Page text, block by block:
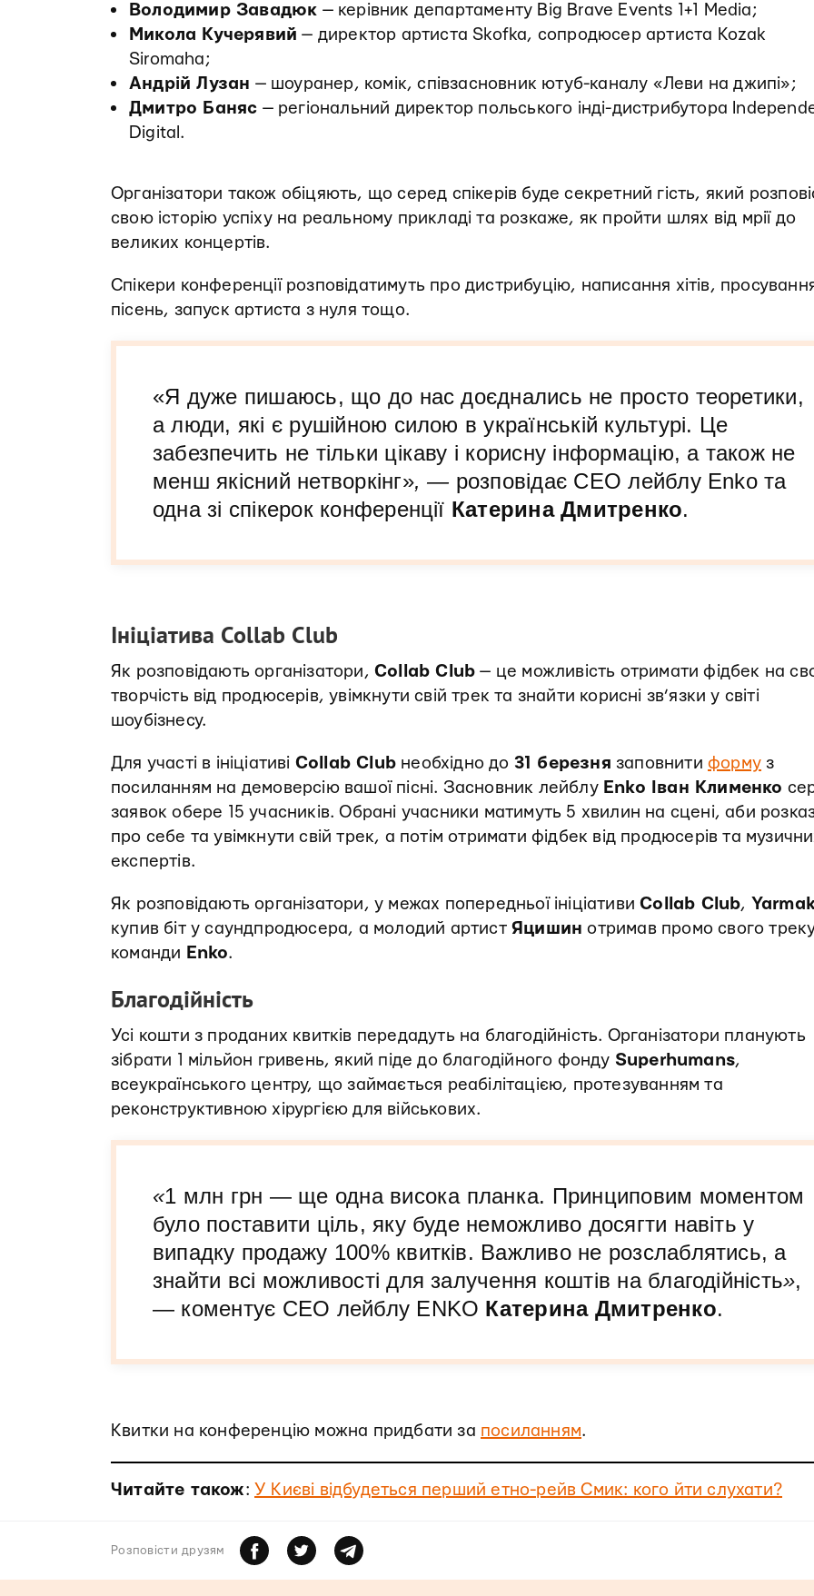
Володимир Завадюк — керівник департаменту Big Brave Events 1+1 Media;
Микола Кучерявий — директор артиста Skofka, сопродюсер артиста Kozak
Siromaha;
Андрій Лузан — шоуранер, комік, співзасновник ютуб-каналу «Леви на джипі»;
Дмитро Баняс — регіональний директор польського інді-дистрибутора
Digital.
Організатори також обіцяють, що серед спікерів буде секретний гість, який
свою історію успіху на реальному прикладі та розкаже, як пройти шлях від мрії до
великих концертів.
Спікери конференції розповідатимуть про дистрибуцію, написання хітів,
пісень, запуск артиста з нуля тощо.
«Я дуже пишаюсь, що до нас доєднались не просто теоретики,
а люди, які є рушійною силою в українській культурі. Це
забезпечить не тільки цікаву і корисну інформацію, а також не
менш якісний нетворкінг», — розповідає СЕО лейблу Enko та
одна зі спікерок конференції Катерина Дмитренко.
Ініціатива Collab Club
Як розповідають організатори, Collab Club — це можливість отримати фідбек на
творчість від продюсерів, увімкнути свій трек та знайти корисні зв’язки у світі
шоубізнесу.
Для участі в ініціативі Collab Club необхідно до 31 березня заповнитиформу з
посиланням на демоверсію вашої пісні. Засновник лейблу Enko Іван Клименко
заявок обере 15 учасників. Обрані учасники матимуть 5 хвилин на сцені, аби
про себе та увімкнути свій трек, а потім отримати фідбек від продюсерів та
експертів.
Як розповідають організатори, у межах попередньої ініціативиCollab Club,
купив біт у саундпродюсера, а молодий артист Яцишин отримав промо свого
команди Enko.
Благодійність
Усі кошти з проданих квитків передадуть на благодійність. Організатори планують
зібрати 1 мільйон гривень, який піде до благодійного фонду Superhumans,
всеукраїнського центру, що займається реабілітацією, протезуванням та
реконструктивною хірургією для військових.
«1 млн грн — ще одна висока планка. Принциповим моментом
було поставити ціль, яку буде неможливо досягти навіть у
випадку продажу 100% квитків. Важливо не розслаблятись, а
знайти всі можливості для залучення коштів на благодійність»,
— коментує СЕО лейблу ENKO Катерина Дмитренко.
Квитки на конференцію можна придбати за посиланням.
Читайте також: У Києві відбудеться перший етно-рейв Смик: кого йти слухати?
Розповiсти друзям